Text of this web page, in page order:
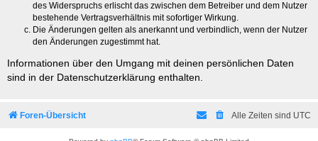
des Widerspruchs erlischt das zwischen dem Betreiber und dem Nutzer
bestehende Vertragsverhältnis mit sofortiger Wirkung.
Die Änderungen gelten als anerkannt und verbindlich, wenn der Nutzer
den Änderungen zugestimmt hat.
Informationen über den Umgang mit deinen persönlichen Daten
sind in der Datenschutzerklärung enthalten.
Foren-Übersicht Alle Zeiten sind UTC